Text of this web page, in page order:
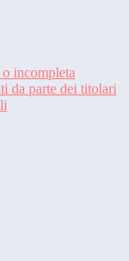
incompleta
da parte dei titolari